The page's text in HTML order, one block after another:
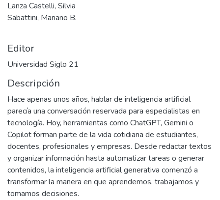
Lanza Castelli, Silvia
Sabattini, Mariano B.
Editor
Universidad Siglo 21
Descripción
Hace apenas unos años, hablar de inteligencia artificial
parecía una conversación reservada para especialistas en
tecnología. Hoy, herramientas como ChatGPT, Gemini o
Copilot forman parte de la vida cotidiana de estudiantes,
docentes, profesionales y empresas. Desde redactar textos
y organizar información hasta automatizar tareas o generar
contenidos, la inteligencia artificial generativa comenzó a
transformar la manera en que aprendemos, trabajamos y
tomamos decisiones.